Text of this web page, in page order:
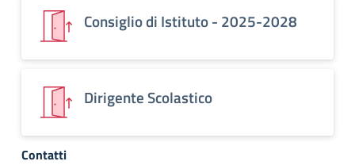
Consiglio di Istituto - 2025-2028
Dirigente Scolastico
Contatti